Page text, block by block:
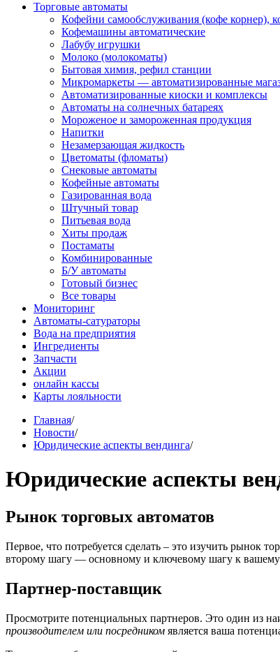
Торговые автоматы
Кофейни самообслуживания (кофе корнер),
Кофемашины автоматические
Лабубу игрушки
Молоко (молокоматы)
Бытовая химия, рефил станции
Микромаркеты — автоматизированные
Автоматизированные киоски и комплексы
Автоматы на солнечных батареях
Мороженое и замороженная продукция
Напитки
Незамерзающая жидкость
Цветоматы (фломаты)
Снековые автоматы
Кофейные автоматы
Газированная вода
Штучный товар
Питьевая вода
Хиты продаж
Постаматы
Комбинированные
Б/У автоматы
Готовый бизнес
Все товары
Мониторинг
Автоматы-сатураторы
Вода на предприятия
Ингредиенты
Запчасти
Акции
онлайн кассы
Карты лояльности
Главная/
Новости/
Юридические аспекты вендинга/
Юридические аспекты
Рынок торговых автоматов
Первое, что потребуется сделать – это изучить рынок
второму шагу — основному и ключевому шагу к вашему
Партнер-поставщик
Просмотрите потенциальных партнеров. Это один из
производителем или посредником является ваша